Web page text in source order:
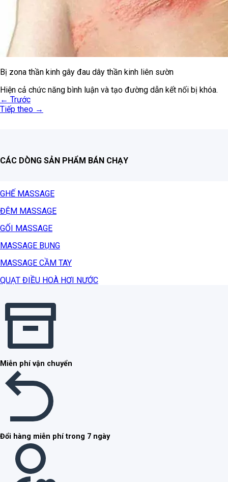
Bị zona thần kinh gây đau dây thần kinh liên sườn
Hiện cả chức năng bình luận và tạo đường dẫn kết nối bị khóa.
← Trước
Tiếp theo →
CÁC DÒNG SẢN PHẨM BÁN CHẠY
GHẾ MASSAGE
ĐỆM MASSAGE
GỐI MASSAGE
MASSAGE BỤNG
MASSAGE CẦM TAY
QUẠT ĐIỀU HOÀ HƠI NƯỚC
Miễn phí vận chuyển
Đổi hàng miễn phí trong 7 ngày